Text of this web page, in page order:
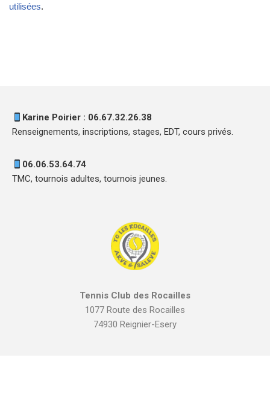
utilisées.
Karine Poirier : 06.67.32.26.38
Renseignements, inscriptions, stages, EDT, cours privés.
06.06.53.64.74
TMC, tournois adultes, tournois jeunes.
Tennis Club des Rocailles
1077 Route des Rocailles
74930 Reignier-Esery